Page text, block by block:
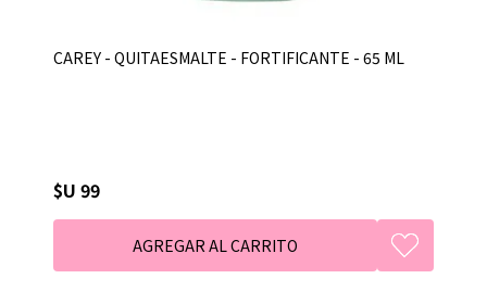
CAREY - QUITAESMALTE - FORTIFICANTE - 65 ML
$U 99